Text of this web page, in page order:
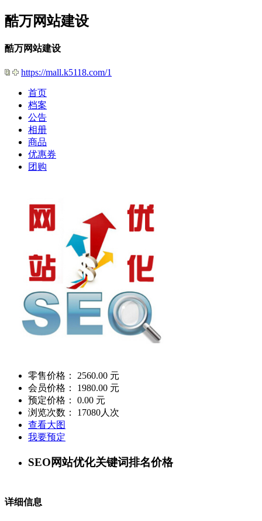
酷万网站建设
酷万网站建设
https://mall.k5118.com/1
首页
档案
公告
相册
商品
优惠券
团购
零售价格： 2560.00 元
会员价格： 1980.00 元
预定价格： 0.00 元
浏览次数： 17080人次
查看大图
我要预定
SEO网站优化关键词排名价格
详细信息